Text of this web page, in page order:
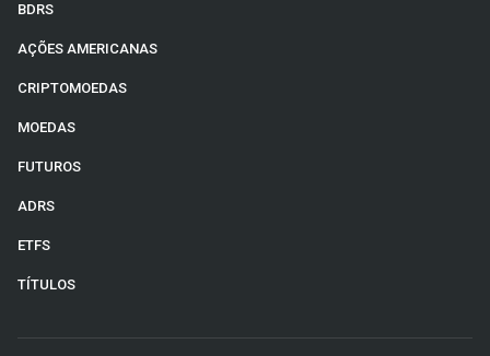
BDRS
AÇÕES AMERICANAS
CRIPTOMOEDAS
MOEDAS
FUTUROS
ADRS
ETFS
TÍTULOS